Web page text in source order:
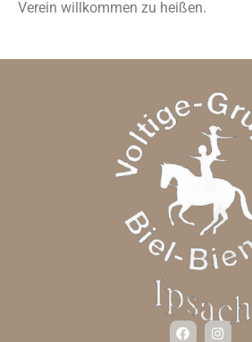
Verein willkommen zu heißen.